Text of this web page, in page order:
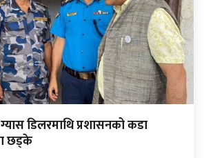
डिलरमाथि प्रशासनको कडा
छड्के